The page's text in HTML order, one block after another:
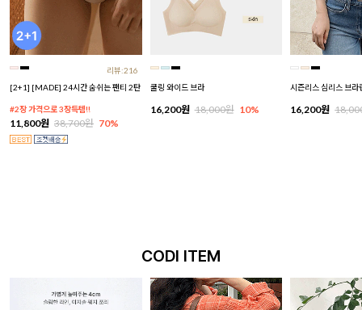
리뷰:216
[2+1] [MADE] 24시간 숨쉬는 팬티 2탄
#2장 가격으로 3장득템!!
11,800원 38,700원 70%
쿨링 와이드 브라
16,200원 18,000원 10%
시즌리스 심리스 브라
16,200원
CODI ITEM